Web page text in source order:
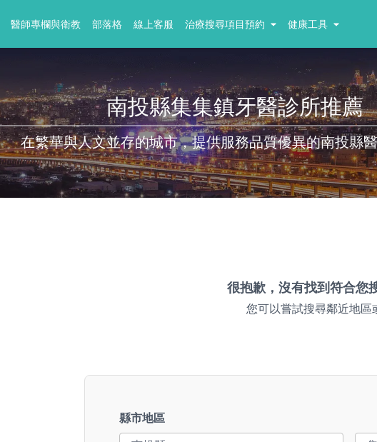
醫師專欄與衛教 部落格 線上客服 治療搜尋項目預約 健康工具
南投縣集集鎮牙醫診所推薦
在繁華與人文並存的城市，提供服務品質優異的南投縣
很抱歉，沒有找到符合您
您可以嘗試搜尋鄰近地區
縣市地區